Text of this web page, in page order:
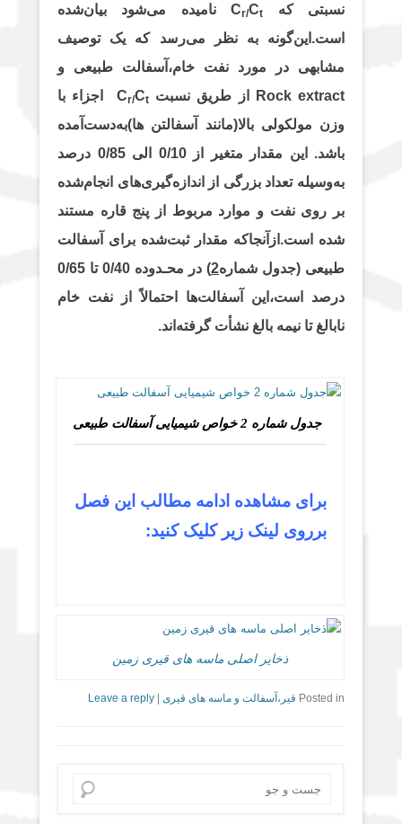
نسبتی که C Ct
نامیده می‌شود بیان‌شده
است.این‌گونه به نظر می‌رسد که یک توصیف
مشابهی در مورد نفت خام،آسفالت طبیعی و
Rock extract از طریق نسبت C
r/ Ct
اجزاء با
وزن مولکولی بالا(مانند آسفالتن ها)به‌دست‌آمده
باشد. این مقدار متغیر از 0/10 الی 0/85 درصد
به‌وسیله تعداد بزرگی از اندازه‌گیری‌های انجام‌شده
بر روی نفت و موارد مربوط از پنج قاره مستند
شده است.ازآنجاکه مقدار ثبت‌شده برای آسفالت
طبیعی (جدول شماره2
) در محـدوده 0/40 تا 0/65
درصد است،این آسفالت‌ها احتمالاً از نفت خام
نابالغ تا نیمه بالغ نشأت گرفته‌اند.
جدول شماره 2 خواص شیمیایی آسفالت طبیعی
برای مشاهده ادامه مطالب این فصل
برروی لینک زیر کلیک کنید:
ذخایر اصلی ماسه های قیری زمین
قیر،آسفالت و ماسه های قیری |
Leave a reply